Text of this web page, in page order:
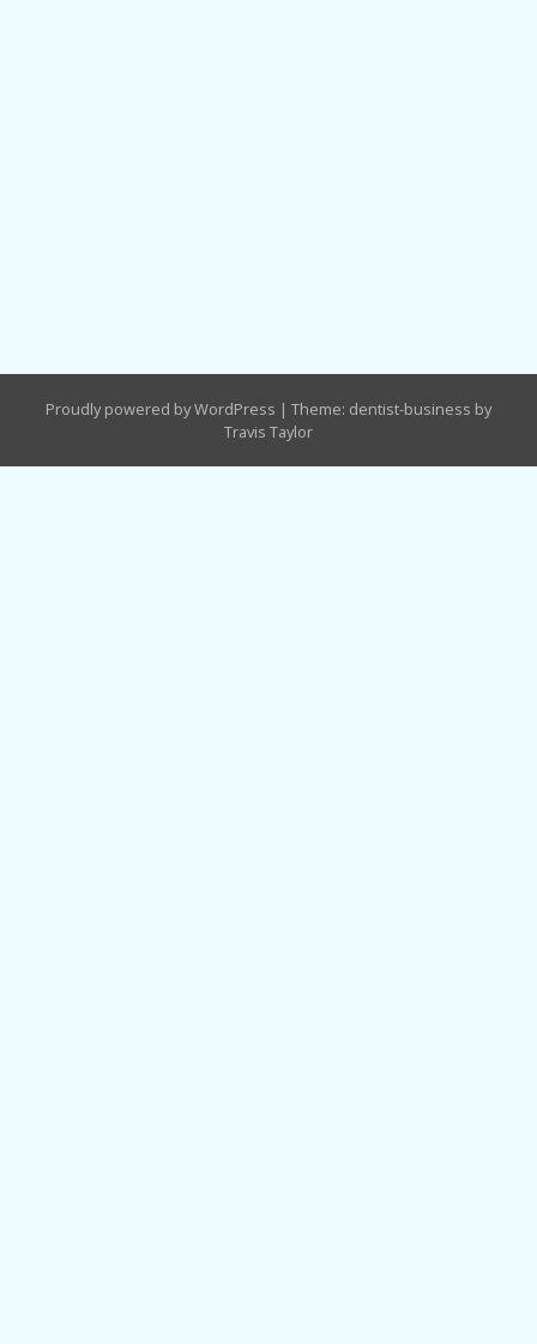
Proudly powered by WordPress | Theme: dentist-business by
Travis Taylor